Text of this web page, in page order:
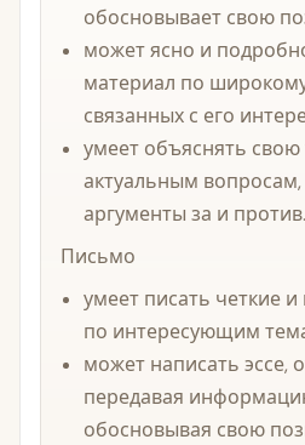
обосновывает свою
может ясно и
материал по
связанных с его
умеет объяснять свою
актуальным
аргументы за и против.
Письмо
умеет писать четкие
по интересующим
может написать эссе,
передавая
обосновывая свою